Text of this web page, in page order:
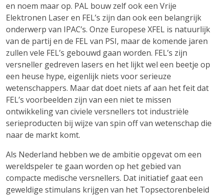
en noem maar op. PAL bouw zelf ook een Vrije
Elektronen Laser en FEL’s zijn dan ook een belangrijk
onderwerp van IPAC’s. Onze Europese XFEL is natuurlijk
van de partij en de FEL van PSI, maar de komende jaren
zullen vele FEL’s gebouwd gaan worden. FEL’s zijn
versneller gedreven lasers en het lijkt wel een beetje op
een heuse hype, eigenlijk niets voor serieuze
wetenschappers. Maar dat doet niets af aan het feit dat
FEL’s voorbeelden zijn van een niet te missen
ontwikkeling van civiele versnellers tot industriële
serieproducten bij wijze van spin off van wetenschap die
naar de markt komt.
Als Nederland hebben we de ambitie opgevat om een
wereldspeler te gaan worden op het gebied van
compacte medische versnellers. Dat initiatief gaat een
geweldige stimulans krijgen van het Topsectorenbeleid